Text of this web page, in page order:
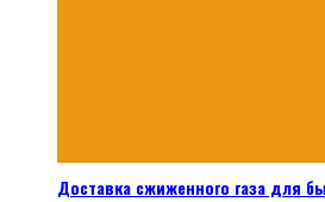
Доставка сжиженного газа для